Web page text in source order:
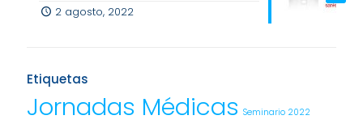
2 agosto, 2022
Etiquetas
Jornadas Médicas Seminario 2022